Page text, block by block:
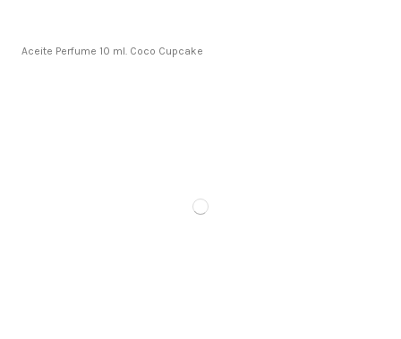
Aceite Perfume 10 ml. Coco Cupcake